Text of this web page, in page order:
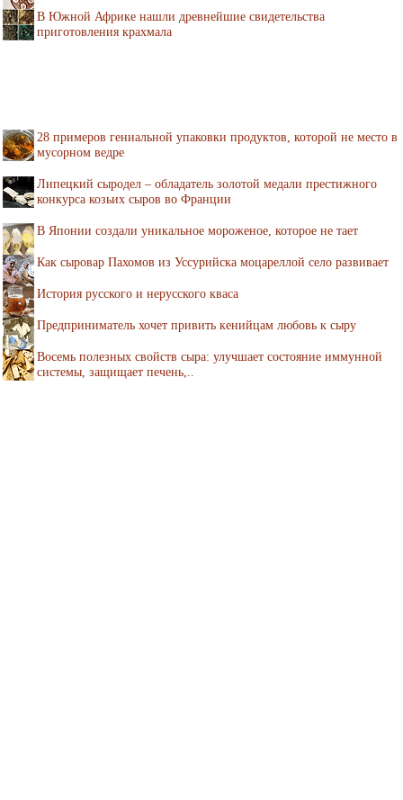
В Южной Африке нашли древнейшие свидетельства
приготовления крахмала
28 примеров гениальной упаковки продуктов, которой не место в
мусорном ведре
Липецкий сыродел – обладатель золотой медали престижного
конкурса козьих сыров во Франции
В Японии создали уникальное мороженое, которое не тает
Как сыровар Пахомов из Уссурийска моцареллой село развивает
История русского и нерусского кваса
Предприниматель хочет привить кенийцам любовь к сыру
Восемь полезных свойств сыра: улучшает состояние иммунной
системы, защищает печень,..